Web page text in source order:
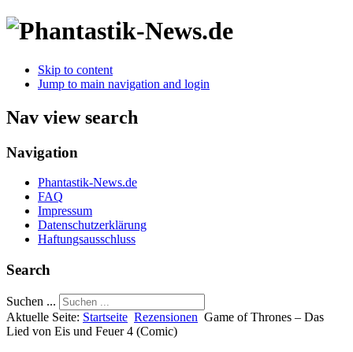
Skip to content
Jump to main navigation and login
Nav view search
Navigation
Phantastik-News.de
FAQ
Impressum
Datenschutzerklärung
Haftungsausschluss
Search
Suchen ...
Aktuelle Seite: Startseite Rezensionen Game of Thrones – Das
Lied von Eis und Feuer 4 (Comic)